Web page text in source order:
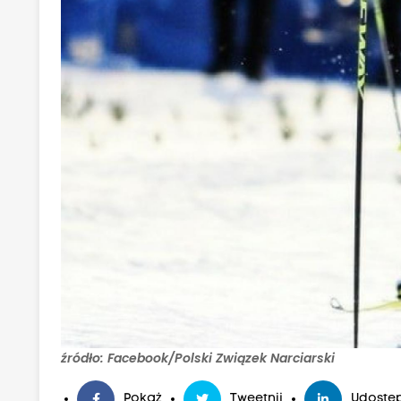
źródło: Facebook/Polski Związek Narciarski